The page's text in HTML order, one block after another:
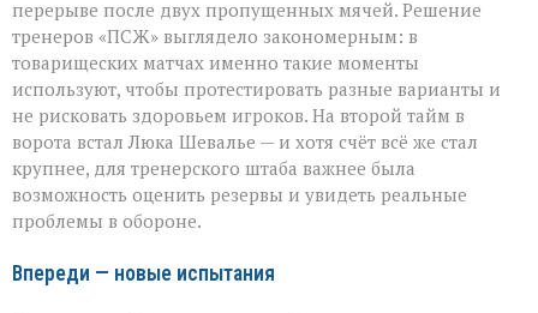
перерыве после двух пропущенных мячей. Решение
тренеров «ПСЖ» выглядело закономерным: в
товарищеских матчах именно такие моменты
используют, чтобы протестировать разные варианты и
не рисковать здоровьем игроков. На второй тайм в
ворота встал Люка Шевалье — и хотя счёт всё же стал
крупнее, для тренерского штаба важнее была
возможность оценить резервы и увидеть реальные
проблемы в обороне.
Впереди — новые испытания